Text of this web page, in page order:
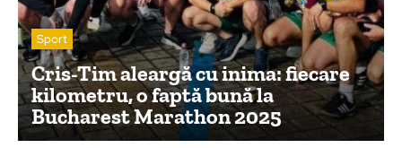
Sport
Cris-Tim aleargă cu inima: fiecare
kilometru, o faptă bună la
Bucharest Marathon 2025